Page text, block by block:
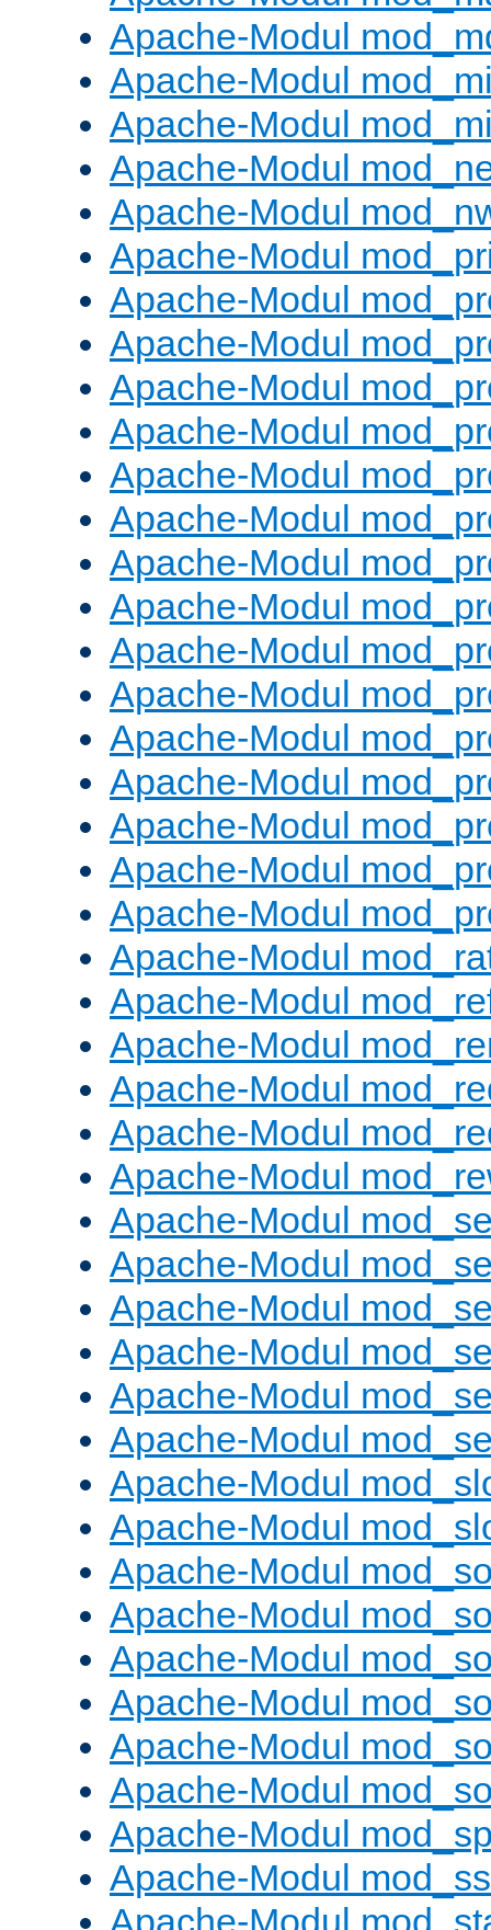
Apache-Modul
Apache-Modul
Apache-Modul
Apache-Modul
Apache-Modul
Apache-Modul
Apache-Modul
Apache-Modul
Apache-Modul
Apache-Modul
Apache-Modul
Apache-Modul
Apache-Modul
Apache-Modul
Apache-Modul
Apache-Modul
Apache-Modul
Apache-Modul
Apache-Modul
Apache-Modul
Apache-Modul
Apache-Modul
Apache-Modul
Apache-Modul
Apache-Modul
Apache-Modul
Apache-Modul
Apache-Modul
Apache-Modul
Apache-Modul
Apache-Modul
Apache-Modul
Apache-Modul
Apache-Modul
Apache-Modul
Apache-Modul
Apache-Modul
Apache-Modul
Apache-Modul
Apache-Modul
Apache-Modul
Apache-Modul
Apache-Modul
Apache-Modul